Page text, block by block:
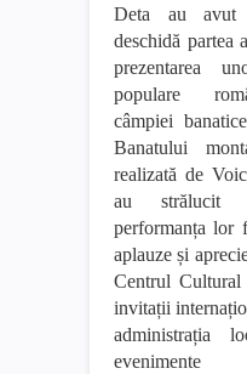
Deta au avut
deschidă partea
prezentarea
populare
câmpiei
Banatului
realizată de
au strălucit
performanța lor
aplauze și
Centrul Cultural
invitații
administrația